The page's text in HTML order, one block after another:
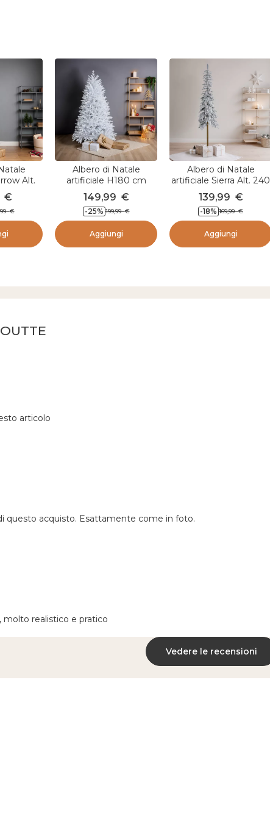
a
t
o
d
a
Alt.
innevato
€
€
Albero di Natale
artificiale H180 cm
Quebec Bianco
149,99 €
-25% 199,99 €
Aggiungi
Albero di Natale
artificiale Sierra Alt. 240
cm Verde innevato
139,99 €
-18% 169,99 €
Aggiungi
articolo
questo acquisto. Esattamente come in foto.
molto realistico e pratico
Vedere le recensioni